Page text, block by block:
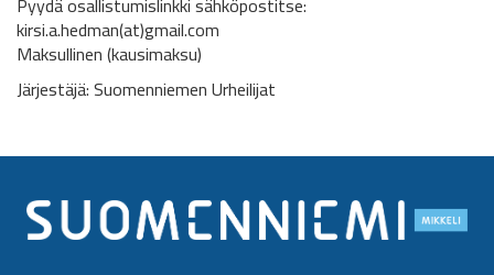
kirsi.a.hedman(at)gmail.com
Maksullinen (kausimaksu)
Järjestäjä: Suomenniemen Urheilijat